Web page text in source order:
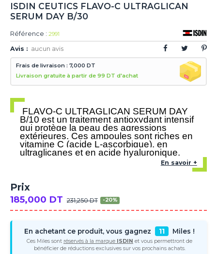
ISDIN CEUTICS FLAVO-C ULTRAGLICAN
SERUM DAY B/30
Référence : 2991
Avis : aucun avis
Frais de livraison : 7,000 DT
Livraison gratuite à partir de 99 DT d'achat
FLAVO-C ULTRAGLICAN SERUM DAY
B/10 est un traitement antioxydant intensif
qui protège la peau des agressions
extérieures. Ces ampoules sont riches en
vitamine C (acide L-ascorbique), en
ultraglicanes et en acide hyaluronique.
En savoir +
Prix
185,000 DT 231,250 DT -20%
En achetant ce produit, vous gagnez 11 Miles !
Ces Miles sont réservés à la marque ISDIN et vous permettront de
bénéficier de réductions exclusives sur vos prochains achats.